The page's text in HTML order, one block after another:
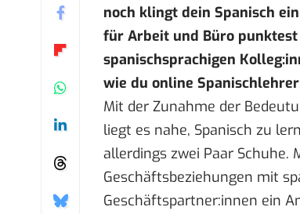
noch klingt dein Spanisch
für Arbeit und Büro
spanischsprachigen
wie du online
Mit der Zunahme der
liegt es nahe, Spanisch zu
allerdings zwei Paar Schuhe.
Geschäftsbeziehungen mit
Geschäftspartner:innen ein